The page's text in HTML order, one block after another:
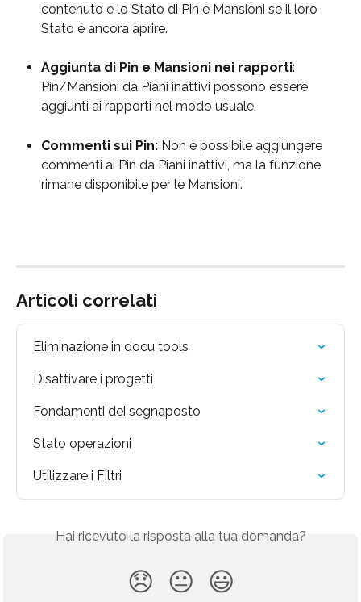
contenuto e lo Stato di Pin e Mansioni se il loro
Stato è ancora aprire.
Aggiunta di Pin e Mansioni nei rapporti:
Pin/Mansioni da Piani inattivi possono essere
aggiunti ai rapporti nel modo usuale.
Commenti sui Pin: Non è possibile aggiungere
commenti ai Pin da Piani inattivi, ma la funzione
rimane disponibile per le Mansioni.
Articoli correlati
Eliminazione in docu tools
Disattivare i progetti
Fondamenti dei segnaposto
Stato operazioni
Utilizzare i Filtri
Hai ricevuto la risposta alla tua domanda?
😞 😐 😃